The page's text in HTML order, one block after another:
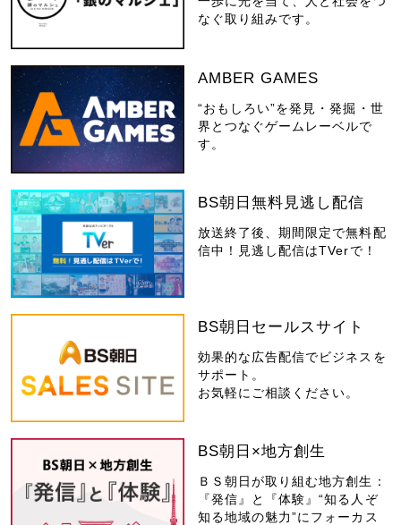
なぐ取り組みです。
AMBER GAMES
“おもしろい”を発見・発掘・世
界とつなぐゲームレーベルで
す。
BS朝日無料見逃し配信
放送終了後、期間限定で無料配
信中！見逃し配信はTVerで！
BS朝日セールスサイト
効果的な広告配信でビジネスを
サポート。
お気軽にご相談ください。
BS朝日×地方創生
ＢＳ朝日が取り組む地方創生：
『発信』と『体験』“知る人ぞ
知る地域の魅力”にフォーカス